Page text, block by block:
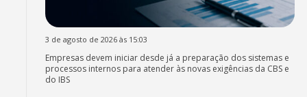
3 de agosto de 2026 às 15:03
Empresas devem iniciar desde já a preparação dos sistemas e
processos internos para atender às novas exigências da CBS e
do IBS